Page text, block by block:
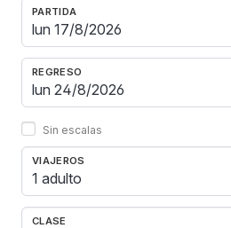
PARTIDA
REGRESO
Sin escalas
VIAJEROS
1 adulto
CLASE